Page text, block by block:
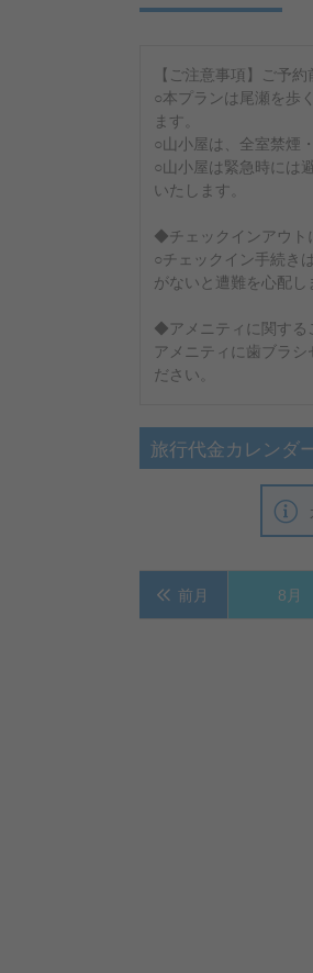
【ご注意事項】ご予
○本プランは尾瀬を歩
ます。
○山小屋は、全室禁煙
○山小屋は緊急時には
いたします。
◆チェックインアウ
○チェックイン手続き
がないと遭難を心配し
◆アメニティに関す
アメニティに歯ブラ
ださい。
旅行代金カレンダ
前月 8月